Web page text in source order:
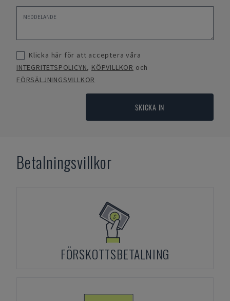
Klicka här för att acceptera våra
INTEGRITETSPOLICYN, KÖPVILLKOR och
FÖRSÄLJNINGSVILLKOR
SKICKA IN
Betalningsvillkor
FÖRSKOTTSBETALNING